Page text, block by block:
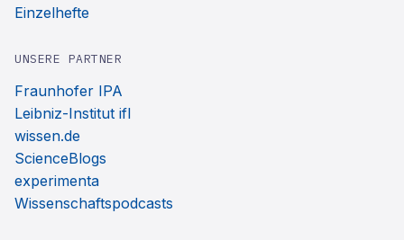
Einzelhefte
UNSERE PARTNER
Fraunhofer IPA
Leibniz-Institut ifl
wissen.de
ScienceBlogs
experimenta
Wissenschaftspodcasts